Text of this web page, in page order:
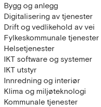
Bygg og anlegg
Digitalisering av tjenester
Drift og vedlikehold av vei
Fylkeskommunale tjenester
Helsetjenester
IKT software og systemer
IKT utstyr
Innredning og interiør
Klima og miljøteknologi
Kommunale tjenester